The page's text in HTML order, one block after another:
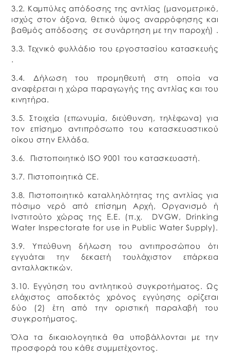
3.2. Καμπύλες απόδοσης της αντλίας (μανομετρικό,
ισχύς στον άξονα, θετικό ύψος αναρρόφησης και
βαθμός απόδοσης σε συνάρτηση με την παροχή) .
3.3. Τεχνικό φυλλάδιο του εργοστασίου κατασκευής
.
3.4. Δήλωση του προμηθευτή στη οποία να
αναφέρεται η χώρα παραγωγής της αντλίας και του
κινητήρα.
3.5. Στοιχεία (επωνυμία, διεύθυνση, τηλέφωνα) για
τον επίσημο αντιπρόσωπο του κατασκευαστικού
οίκου στην Ελλάδα.
3.6. Πιστοποιητικό ISO 9001 του κατασκευαστή.
3.7. Πιστοποιητικά CE.
3.8. Πιστοποιητικό καταλληλότητας της αντλίας για
πόσιμο νερό από επίσημη Αρχή, Οργανισμό ή
Ινστιτούτο χώρας της Ε.Ε. (π.χ. DVGW, Drinking
Water Inspectorate for use in Public Water Supply).
3.9. Υπεύθυνη δήλωση του αντιπροσώπου ότι
εγγυάται την δεκαετή τουλάχιστον επάρκεια
ανταλλακτικών.
3.10. Εγγύηση του αντλητικού συγκροτήματος. Ως
ελάχιστος αποδεκτός χρόνος εγγύησης ορίζεται
δύο (2) έτη από την οριστική παραλαβή του
συγκροτήματος.
Όλα τα δικαιολογητικά θα υποβάλλονται με την
προσφορά του κάθε συμμετέχοντος.